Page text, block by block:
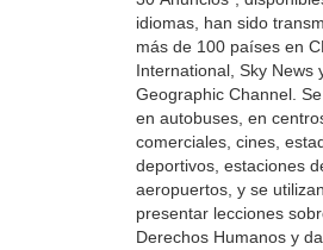
idiomas, han sido
más de 100 países en
International, Sky News
Geographic Channel.
en autobuses, en
comerciales, cines,
deportivos, estaciones
aeropuertos, y se
presentar lecciones
Derechos Humanos y